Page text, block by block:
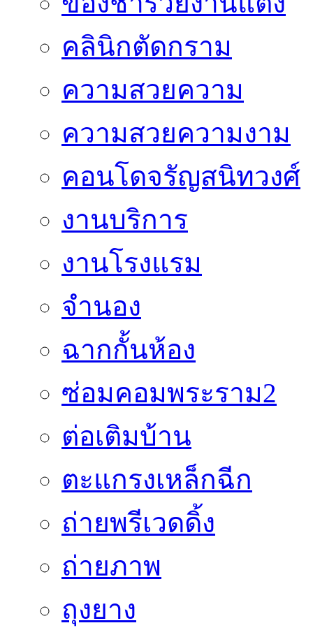
คลินิกตัดกราม
ความสวยความ
ความสวยความงาม
คอนโดจรัญสนิทวงศ์
งานบริการ
งานโรงแรม
จำนอง
ฉากกั้นห้อง
ซ่อมคอมพระราม2
ต่อเติมบ้าน
ตะแกรงเหล็กฉีก
ถ่ายพรีเวดดิ้ง
ถ่ายภาพ
ถุงยาง